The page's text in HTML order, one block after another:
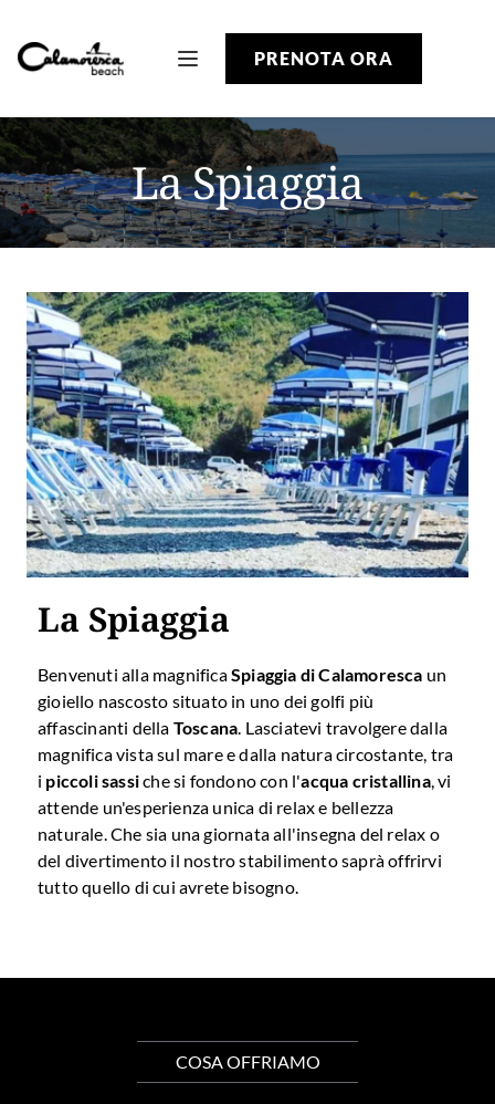
PRENOTA ORA
La Spiaggia
La Spiaggia
Benvenuti alla magnificaSpiaggia di Calamoresca un
gioiello nascosto situato in uno dei golfi più
affascinanti della Toscana. Lasciatevi travolgere dalla
magnifica vista sul mare e dalla natura circostante, tra
i piccoli sassiche si fondono con l'acqua cristallina, vi
attende un'esperienza unica di relax e bellezza
naturale. Che sia una giornata all'insegna del relax o
del divertimento il nostro stabilimento saprà offrirvi
tutto quello di cui avrete bisogno.
COSA OFFRIAMO